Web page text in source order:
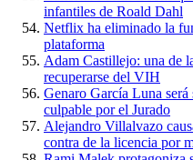
infantiles de Roald Dahl
Netflix ha eliminado la
plataforma
Adam Castillejo: una de
recuperarse del VIH
Genaro García Luna será
culpable por el Jurado
Alejandro Villalvazo
contra de la licencia por